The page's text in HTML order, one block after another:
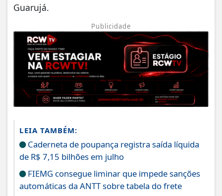
Guarujá.
Publicidade
LEIA TAMBÉM:
Caderneta de poupança registra saída líquida
de R$ 7,15 bilhões em julho
FIEMG consegue liminar que impede sanções
automáticas da ANTT sobre tabela do frete